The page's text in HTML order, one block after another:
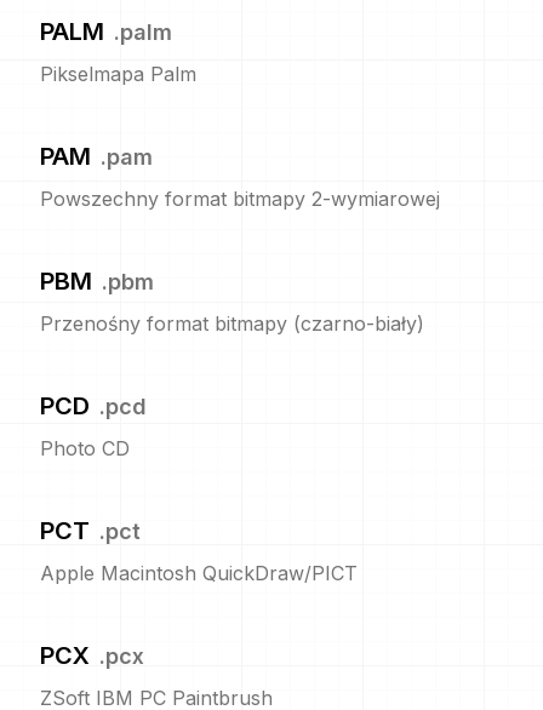
PALM .palm
Pikselmapa Palm
PAM .pam
Powszechny format bitmapy 2-wymiarowej
PBM .pbm
Przenośny format bitmapy (czarno-biały)
PCD .pcd
Photo CD
PCT .pct
Apple Macintosh QuickDraw/PICT
PCX .pcx
ZSoft IBM PC Paintbrush